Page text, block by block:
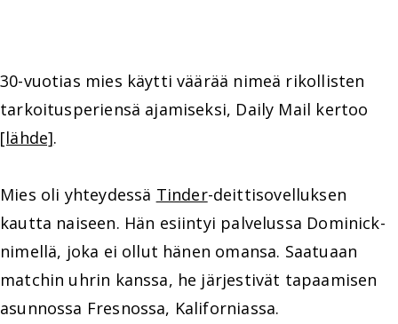
30-vuotias mies käytti väärää nimeä rikollisten
tarkoitusperiensä ajamiseksi, Daily Mail kertoo
[lähde].
Mies oli yhteydessä Tinder-deittisovelluksen
kautta naiseen. Hän esiintyi palvelussa Dominick-
nimellä, joka ei ollut hänen omansa. Saatuaan
matchin uhrin kanssa, he järjestivät tapaamisen
asunnossa Fresnossa, Kaliforniassa.